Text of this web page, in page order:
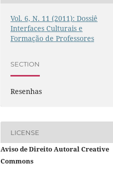
Vol. 6, N. 11 (2011): Dossiê
Interfaces Culturais e
Formação de Professores
SECTION
Resenhas
LICENSE
Aviso de Direito Autoral Creative
Commons